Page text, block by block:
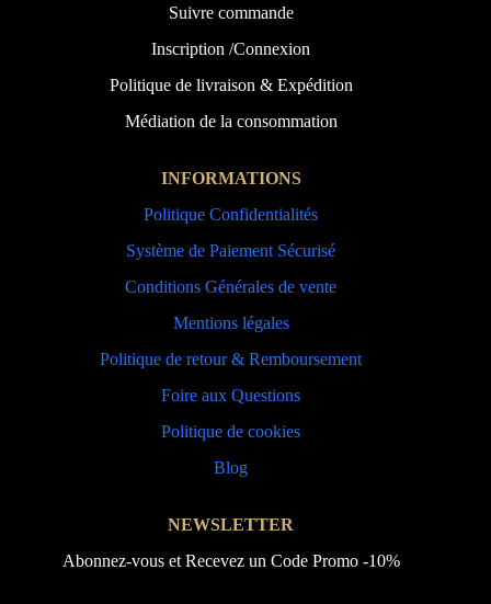
Suivre commande
Inscription /Connexion
Politique de livraison & Expédition
Médiation de la consommation
INFORMATIONS
Politique Confidentialités
Système de Paiement Sécurisé
Conditions Générales de vente
Mentions légales
Politique de retour & Remboursement
Foire aux Questions
Politique de cookies
Blog
NEWSLETTER
Abonnez-vous et Recevez un Code Promo -10%